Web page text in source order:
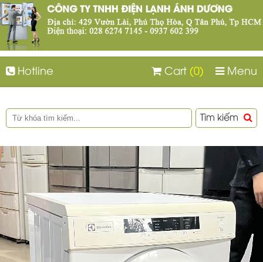
Hotline Menu
Cart (0)
Tìm kiếm